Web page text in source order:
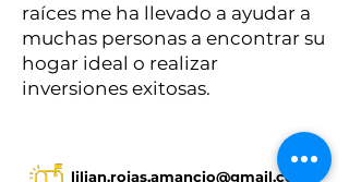
raíces me ha llevado a ayudar a
muchas personas a encontrar su
hogar ideal o realizar
inversiones exitosas.
lilian.rojas.amancio@gmail.com